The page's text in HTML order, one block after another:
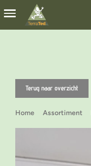
Terug naar overzicht
Home Assortiment